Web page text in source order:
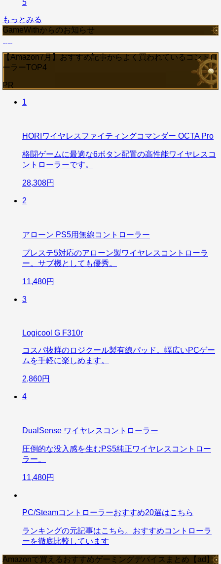
5
もっとみる
GameWithからのお知らせ
【Amazon7月】おすすめ記事からよく買われているコントロ
ーラーTOP4
PR
1
HORIワイヤレスファイティングコマンダー OCTA Pro
格闘ゲームに最適な6ボタン配置の高性能ワイヤレスコ
ントローラーです。
28,308円
2
アローン PS5用無線コントローラー
プレステ5対応のアローン製ワイヤレスコントローラ
ー。サブ機としても優秀。
11,480円
3
Logicool G F310r
コスパ抜群のロジクール製有線パッド。幅広いPCゲー
ムを手軽に楽しめます。
2,860円
4
DualSense ワイヤレスコントローラー
圧倒的な没入感を生むPS5純正ワイヤレスコントロー
ラー。
11,480円
PC/Steamコントローラーおすすめ20選はこちら
ランキングの元記事はこちら。おすすめコントローラ
ーを徹底比較しています
Amazonで買えるおすすめゲーミングデバイスまとめ【ad】